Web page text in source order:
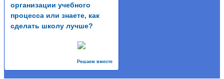
организации учебного
процесса или знаете, как
сделать школу лучше?
Решаем вместе